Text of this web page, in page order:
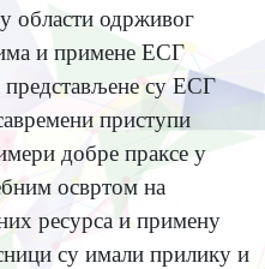
области одрживог
и примене ЕСГ
су ЕСГ
приступи
добре праксе у
освртом на
ресурса и примену
су имали прилику и